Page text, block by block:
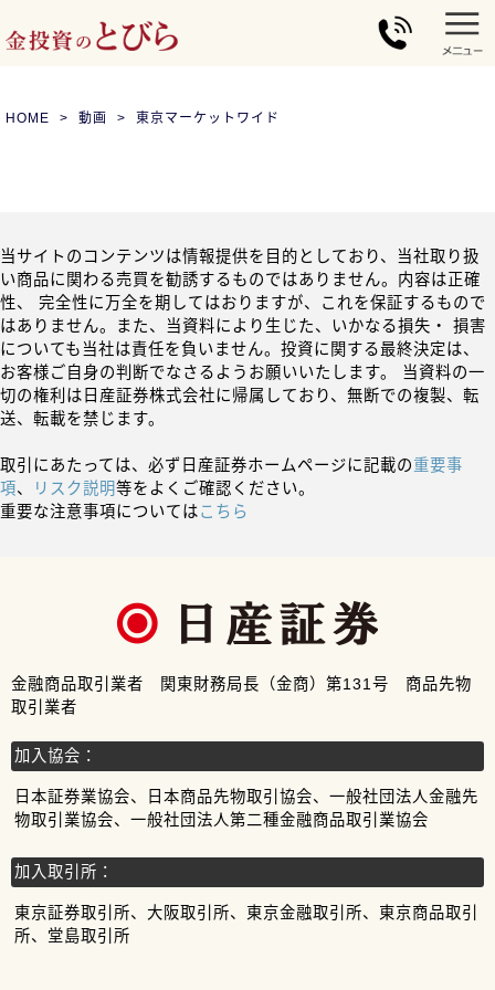
HOME 動画 東京マーケットワイド
当サイトのコンテンツは情報提供を目的としており、当社取り扱
い商品に関わる売買を勧誘するものではありません。内容は正確
性、 完全性に万全を期してはおりますが、これを保証するもので
はありません。また、当資料により生じた、いかなる損失・ 損害
についても当社は責任を負いません。投資に関する最終決定は、
お客様ご自身の判断でなさるようお願いいたします。 当資料の一
切の権利は日産証券株式会社に帰属しており、無断での複製、転
送、転載を禁じます。
取引にあたっては、必ず日産証券ホームページに記載の重要事
項、 リスク説明等をよくご確認ください。
重要な注意事項についてはこちら
金融商品取引業者 関東財務局長（金商）第131号 商品先物
取引業者
加入協会：
日本証券業協会、日本商品先物取引協会、一般社団法人金融先
物取引業協会、一般社団法人第二種金融商品取引業協会
加入取引所：
東京証券取引所、大阪取引所、東京金融取引所、東京商品取引
所、堂島取引所